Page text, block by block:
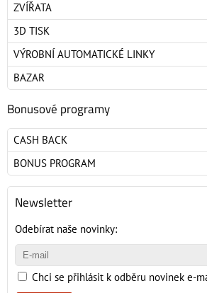
ZVÍŘATA
3D TISK
VÝROBNÍ AUTOMATICKÉ LINKY
BAZAR
Bonusové programy
CASH BACK
BONUS PROGRAM
Newsletter
Odebírat naše novinky:
Chci se přihlásit k odběru novinek e-